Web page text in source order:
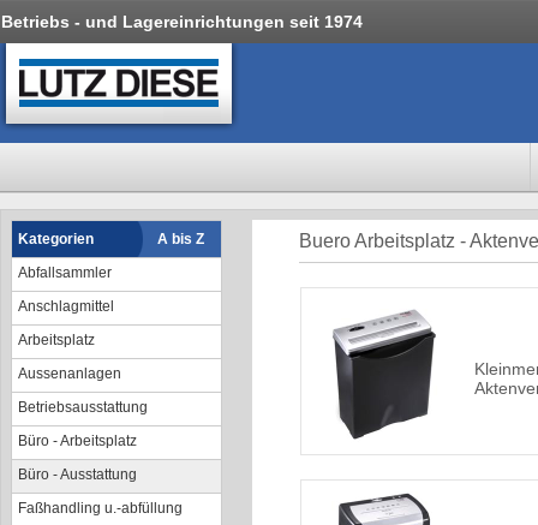
Betriebs - und Lagereinrichtungen seit 1974
Kategorien
A bis Z
Abfallsammler
Anschlagmittel
Arbeitsplatz
Aussenanlagen
Betriebsausstattung
Büro - Arbeitsplatz
Büro - Ausstattung
Faßhandling u.-abfüllung
Buero Arbeitsplatz -